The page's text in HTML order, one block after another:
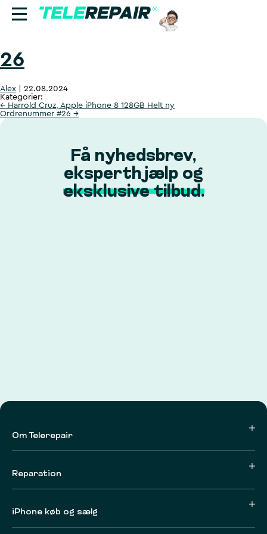
Reparation
Sælg
Find butik
Ring til os:
+45 70 60 55 90
26
Alex
22.08.2024
Kategorier:
← Harrold Cruz, Apple iPhone 8 128GB Helt ny
Ordrenummer #26 →
Få nyhedsbrev,
eksperthjælp og
eksklusive tilbud.
Om Telerepair
Reparation
iPhone køb og sælg